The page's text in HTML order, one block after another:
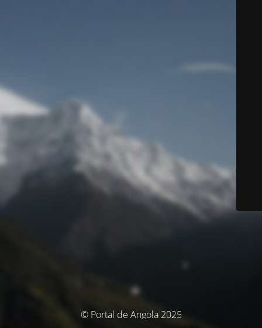
© Portal de Angola 2025